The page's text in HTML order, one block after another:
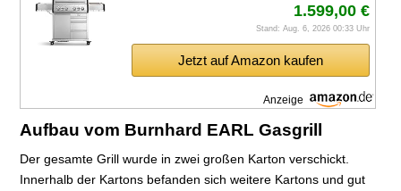
1.599,00 €
Stand: Aug. 6, 2026 00:33 Uhr
Jetzt auf Amazon kaufen
Anzeige
Aufbau vom Burnhard EARL Gasgrill
Der gesamte Grill wurde in zwei großen Karton verschickt.
Innerhalb der Kartons befanden sich weitere Kartons und gut